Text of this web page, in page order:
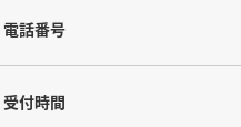
電話番号
受付時間